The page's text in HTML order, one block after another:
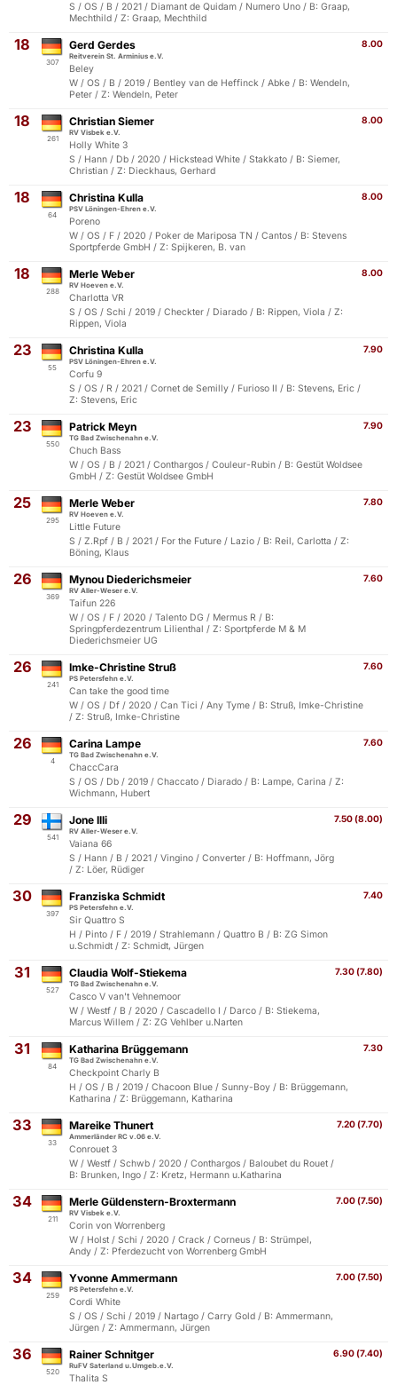
S / OS / B / 2021 / Diamant de Quidam / Numero Uno / B: Graap,
Mechthild / Z: Graap, Mechthild
18
307
8.00
Gerd Gerdes
Reitverein St. Arminius e.V.
Beley
W / OS / B / 2019 / Bentley van de Heffinck / Abke / B: Wendeln,
Peter / Z: Wendeln, Peter
18
261
8.00
Christian Siemer
RV Visbek e.V.
Holly White 3
S / Hann / Db / 2020 / Hickstead White / Stakkato / B: Siemer,
Christian / Z: Dieckhaus, Gerhard
18
64
8.00
Christina Kulla
PSV Löningen-Ehren e.V.
Poreno
W / OS / F / 2020 / Poker de Mariposa TN / Cantos / B: Stevens
Sportpferde GmbH / Z: Spijkeren, B. van
18
288
8.00
Merle Weber
RV Hoeven e.V.
Charlotta VR
S / OS / Schi / 2019 / Checkter / Diarado / B: Rippen, Viola / Z:
Rippen, Viola
23
55
7.90
Christina Kulla
PSV Löningen-Ehren e.V.
Corfu 9
S / OS / R / 2021 / Cornet de Semilly / Furioso II / B: Stevens, Eric /
Z: Stevens, Eric
23
550
7.90
Patrick Meyn
TG Bad Zwischenahn e.V.
Chuch Bass
W / OS / B / 2021 / Conthargos / Couleur-Rubin / B: Gestüt Woldsee
GmbH / Z: Gestüt Woldsee GmbH
25
295
7.80
Merle Weber
RV Hoeven e.V.
Little Future
S / Z.Rpf / B / 2021 / For the Future / Lazio / B: Reil, Carlotta / Z:
Böning, Klaus
26
369
7.60
Mynou Diederichsmeier
RV Aller-Weser e.V.
Taifun 226
W / OS / F / 2020 / Talento DG / Mermus R / B:
Springpferdezentrum Lilienthal / Z: Sportpferde M & M
Diederichsmeier UG
26
241
7.60
Imke-Christine Struß
PS Petersfehn e.V.
Can take the good time
W / OS / Df / 2020 / Can Tici / Any Tyme / B: Struß, Imke-Christine
/ Z: Struß, Imke-Christine
26
4
7.60
Carina Lampe
TG Bad Zwischenahn e.V.
ChaccCara
S / OS / Db / 2019 / Chaccato / Diarado / B: Lampe, Carina / Z:
Wichmann, Hubert
29
541
7.50 (8.00)
Jone Illi
RV Aller-Weser e.V.
Vaiana 66
S / Hann / B / 2021 / Vingino / Converter / B: Hoffmann, Jörg
/ Z: Löer, Rüdiger
30
397
7.40
Franziska Schmidt
PS Petersfehn e.V.
Sir Quattro S
H / Pinto / F / 2019 / Strahlemann / Quattro B / B: ZG Simon
u.Schmidt / Z: Schmidt, Jürgen
31
527
7.30 (7.80)
Claudia Wolf-Stiekema
TG Bad Zwischenahn e.V.
Casco V van't Vehnemoor
W / Westf / B / 2020 / Cascadello I / Darco / B: Stiekema,
Marcus Willem / Z: ZG Vehlber u.Narten
31
84
7.30
Katharina Brüggemann
TG Bad Zwischenahn e.V.
Checkpoint Charly B
H / OS / B / 2019 / Chacoon Blue / Sunny-Boy / B: Brüggemann,
Katharina / Z: Brüggemann, Katharina
33
33
7.20 (7.70)
Mareike Thunert
Ammerländer RC v.06 e.V.
Conrouet 3
W / Westf / Schwb / 2020 / Conthargos / Baloubet du Rouet /
B: Brunken, Ingo / Z: Kretz, Hermann u.Katharina
34
211
7.00 (7.50)
Merle Güldenstern-Broxtermann
RV Visbek e.V.
Corin von Worrenberg
W / Holst / Schi / 2020 / Crack / Corneus / B: Strümpel,
Andy / Z: Pferdezucht von Worrenberg GmbH
34
259
7.00 (7.50)
Yvonne Ammermann
PS Petersfehn e.V.
Cordi White
S / OS / Schi / 2019 / Nartago / Carry Gold / B: Ammermann,
Jürgen / Z: Ammermann, Jürgen
36
520
6.90 (7.40)
Rainer Schnitger
RuFV Saterland u.Umgeb.e.V.
Thalita S